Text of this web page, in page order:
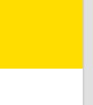
г, Ленина